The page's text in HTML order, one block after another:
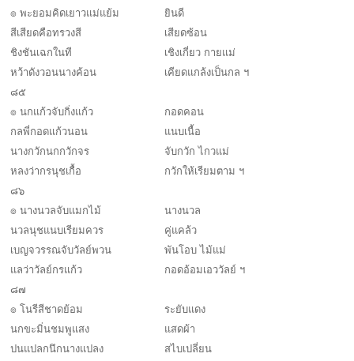
๏ พะยอมคิดเยาวแม่แย้ม
ยินดี
สีเสียดคือทรวงสี
เสียดซ้อน
ชิงชันเฉกในที
เชิงเกี่ยว กายแม่
หว้าดังวอนนางค้อน
เคียดแกล้งเป็นกล ฯ
๘๕
๏ นกแก้วจับกิ่งแก้ว
กอดคอน
กลพี่กอดแก้วนอน
แนบเนื้อ
นางกวักนกกวักจร
จับกวัก ไกวแม่
หลงว่ากรนุชเกื้อ
กวักให้เรียมตาม ฯ
๘๖
๏ นางนวลจับแมกไม้
นางนวล
นวลนุชแนบเรียมควร
คู่แคล้ว
เบญจวรรณจับวัลย์พวน
พันโอบ ไม้แม่
แลว่าวัลย์กรแก้ว
กอดอ้อมเอววัลย์ ฯ
๘๗
๏ โนรีสีชาดย้อม
ระยับแดง
นกขะมิ่นชมพูแสง
แสดผ้า
ปนแปลกนึกนางแปลง
สไบเปลี่ยน